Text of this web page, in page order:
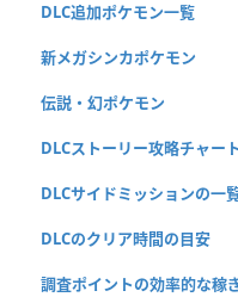
DLC追加ポケモン一覧
新メガシンカポケモン
伝説・幻ポケモン
DLCストーリー攻略チャート
DLCサイドミッションの一
DLCのクリア時間の目安
調査ポイントの効率的な稼